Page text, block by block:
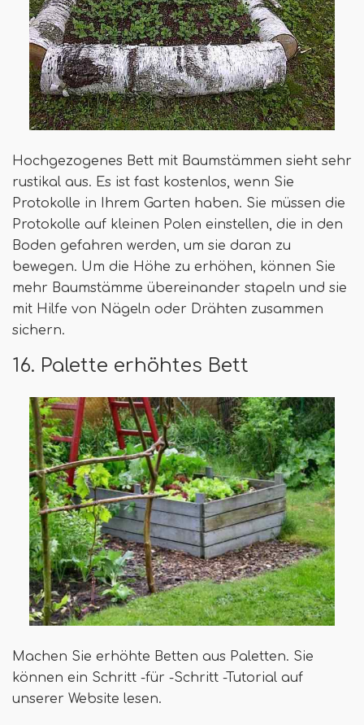
Hochgezogenes Bett mit Baumstämmen sieht sehr
rustikal aus. Es ist fast kostenlos, wenn Sie
Protokolle in Ihrem Garten haben. Sie müssen die
Protokolle auf kleinen Polen einstellen, die in den
Boden gefahren werden, um sie daran zu
bewegen. Um die Höhe zu erhöhen, können Sie
mehr Baumstämme übereinander stapeln und sie
mit Hilfe von Nägeln oder Drähten zusammen
sichern.
16. Palette erhöhtes Bett
Machen Sie erhöhte Betten aus Paletten. Sie
können ein Schritt -für -Schritt -Tutorial auf
unserer Website lesen.